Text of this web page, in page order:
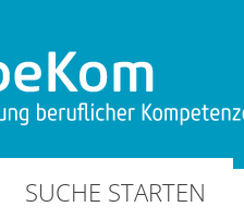
SUCHE STARTEN